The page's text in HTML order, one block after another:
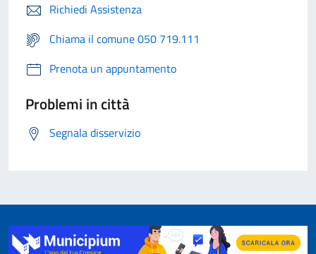
Richiedi Assistenza
Chiama il comune 050 719.111
Prenota un appuntamento
Problemi in città
Segnala disservizio